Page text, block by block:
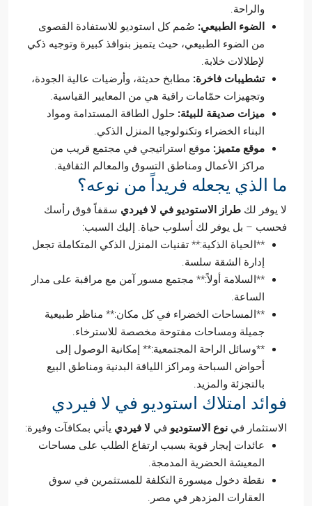
والراحة.
الضوء الطبيعي: صُمم كل استوديو للاستفادة القصوى
من الضوء الطبيعي، حيث يتميز بنوافذ كبيرة وتوجيه ذكي
لإطلالات خلابة.
تشطيبات فاخرة: مطابخ حديثة، وأرضيات عالية الجودة،
وتجهيزات حمّامات راقية هي من المعايير القياسية.
ميزات صديقة للبيئة: حلول الطاقة المستدامة ومواد
البناء الخضراء وتكنولوجيا المنزل الذكي.
موقع متميز: موقع استراتيجي في مجتمع قريب من
مراكز الأعمال ومناطق التسوق والمعالم الثقافية.
ما الذي يجعله فريداً من نوعه؟
لا يوفر لك طراز الاستوديو في لا فيردي سقفاً فوق رأسك
فحسب – بل يوفر لك أسلوب حياة. إليك السبب:
**الحياة الذكية:** تقنيات المنزل الذكي المتكاملة تجعل
إدارة الشقة سلسة.
**السلامة أولاً:** مجتمع مسور آمن مع مراقبة على مدار
الساعة.
**المساحات الخضراء في كل مكان:** مناظر طبيعية
جميلة ومساحات مفتوحة مخصصة للاسترخاء.
**وسائل الراحة المجتمعية:** إمكانية الوصول إلى
أحواض السباحة ومراكز اللياقة البدنية ومناطق البيع
بالتجزئة والمزيد.
فوائد امتلاك استوديو في لا فيردي
الاستثمار في نوع الاستوديو في لا فيردي يأتي بمكافآت وفيرة:
عائدات إيجار قوية بسبب ارتفاع الطلب على مساحات
المعيشة الحضرية المدمجة.
نقطة دخول ميسورة التكلفة للمستثمرين في سوق
العقارات المزدهر في مصر.